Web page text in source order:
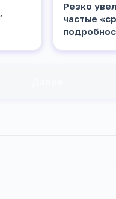
Резко
частые